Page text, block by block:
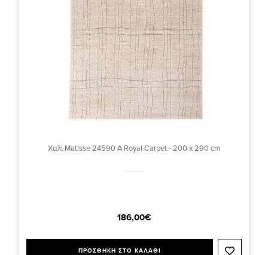
Χαλί Matisse 24590 A Royal Carpet - 200 x 290 cm
186,00€
ΠΡΟΣΘΗΚΗ ΣΤΟ ΚΑΛΑΘΙ